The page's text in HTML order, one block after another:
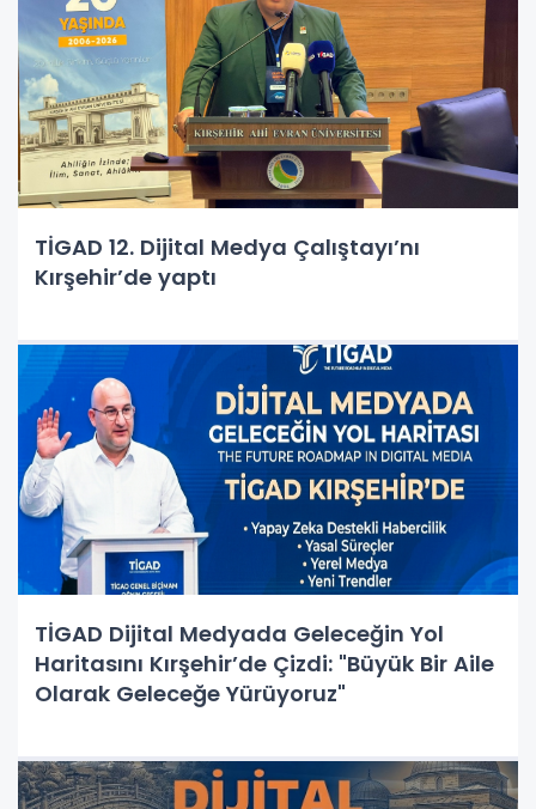
TİGAD 12. Dijital Medya Çalıştayı’nı
Kırşehir’de yaptı
TİGAD Dijital Medyada Geleceğin Yol
Haritasını Kırşehir’de Çizdi: "Büyük Bir Aile
Olarak Geleceğe Yürüyoruz"